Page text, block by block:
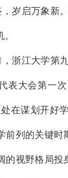
岁启万象新
，浙江大学第
表大会第一
在谋划开好
前列的关键时
的视野格局投